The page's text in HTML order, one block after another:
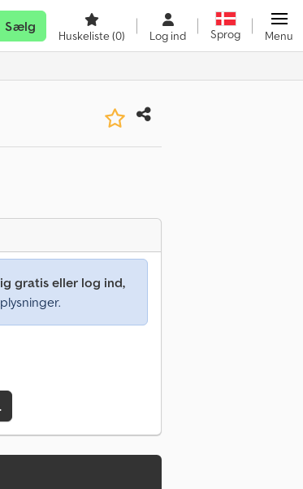
Sælg
Huskeliste(0) Log ind Sprog Menu
gratis eller log ind,